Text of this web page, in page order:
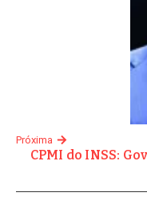
Próxima
CPMI do INSS: